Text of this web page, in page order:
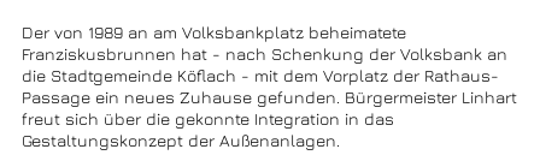
Der von 1989 an am Volksbankplatz beheimatete
Franziskusbrunnen hat - nach Schenkung der Volksbank an
die Stadtgemeinde Köflach - mit dem Vorplatz der Rathaus-
Passage ein neues Zuhause gefunden. Bürgermeister Linhart
freut sich über die gekonnte Integration in das
Gestaltungskonzept der Außenanlagen.